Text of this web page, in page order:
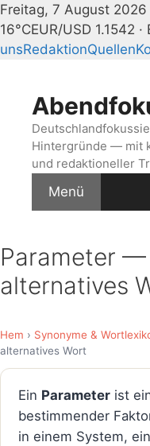
Freitag, 7 August 2026
16°CEUR/USD 1.1542
unsRedaktionQuellen
springen
Hintergründe — mit
und redaktioneller
Menü
Parameter —
alternatives
Hem › Synonyme &
alternatives Wort
Ein Parameterist
bestimmender
in einem System,